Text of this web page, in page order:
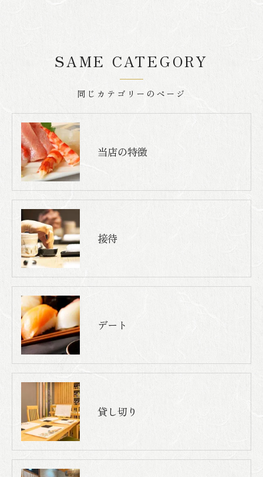
同じカテゴリーのページ
SAME CATEGORY
当店の特徴
接待
デート
貸し切り